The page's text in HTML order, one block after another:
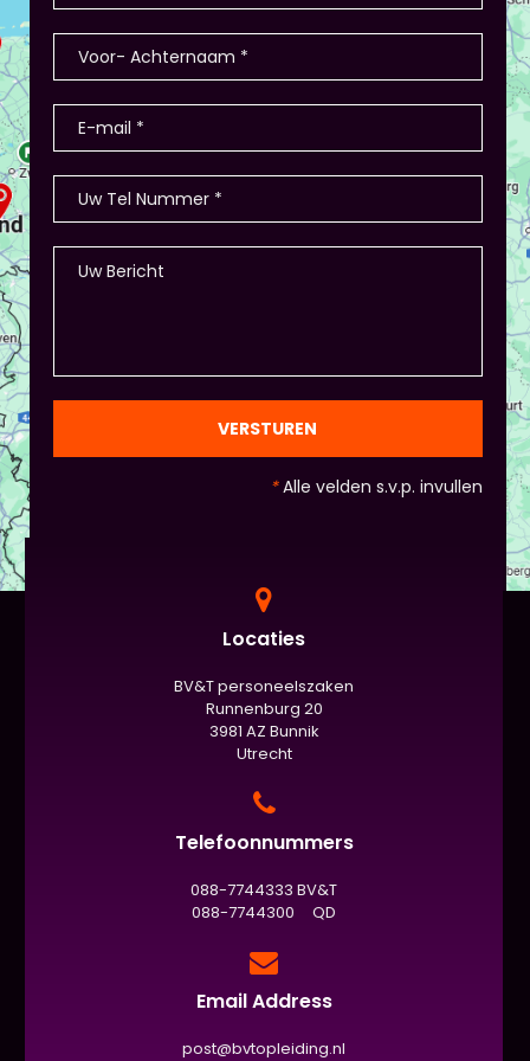
nemen ze de bestelling af? Hoe heten de
producten? - Of in Amsterdam 2 jaar terug: eerst
stellen de deelnemers zich voor (1-2 minuten
presentatie), hier waren ook winkeltjes, maar ook
memory met de producten, ze in categorieën
opdelen (grootte/kleur/soort) en andere spelletjes.
- Als je hierbij je eigen creativiteit in wil zetten is
dat altijd mogelijk! Maar: overleg dit dan wel met
Piet of hij dit wil in plaats van een eindpresentatie
+ zorg ervoor dat de deelnemers wel hun
en die van Piet en vervolgens de deelnemers:
gezien de eindpresentaties van 5 minuten de
officiële/vaste werkvorm zijn. Voor beginners is het
nog met spiekbriefje). - Vergeet het
evaluatieformulier niet :)
VERSTUREN
*Alle velden s.v.p. invullen
Locaties
BV&T personeelszaken
Runnenburg 20
3981 AZ Bunnik
Utrecht
Telefoonnummers
088-7744333 BV&T
088-7744300 QD
Email Address
post@bvtopleiding.nl